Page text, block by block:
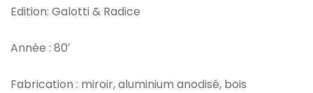
Edition: Galotti & Radice
Année : 80′
Fabrication : miroir, aluminium anodisé, bois